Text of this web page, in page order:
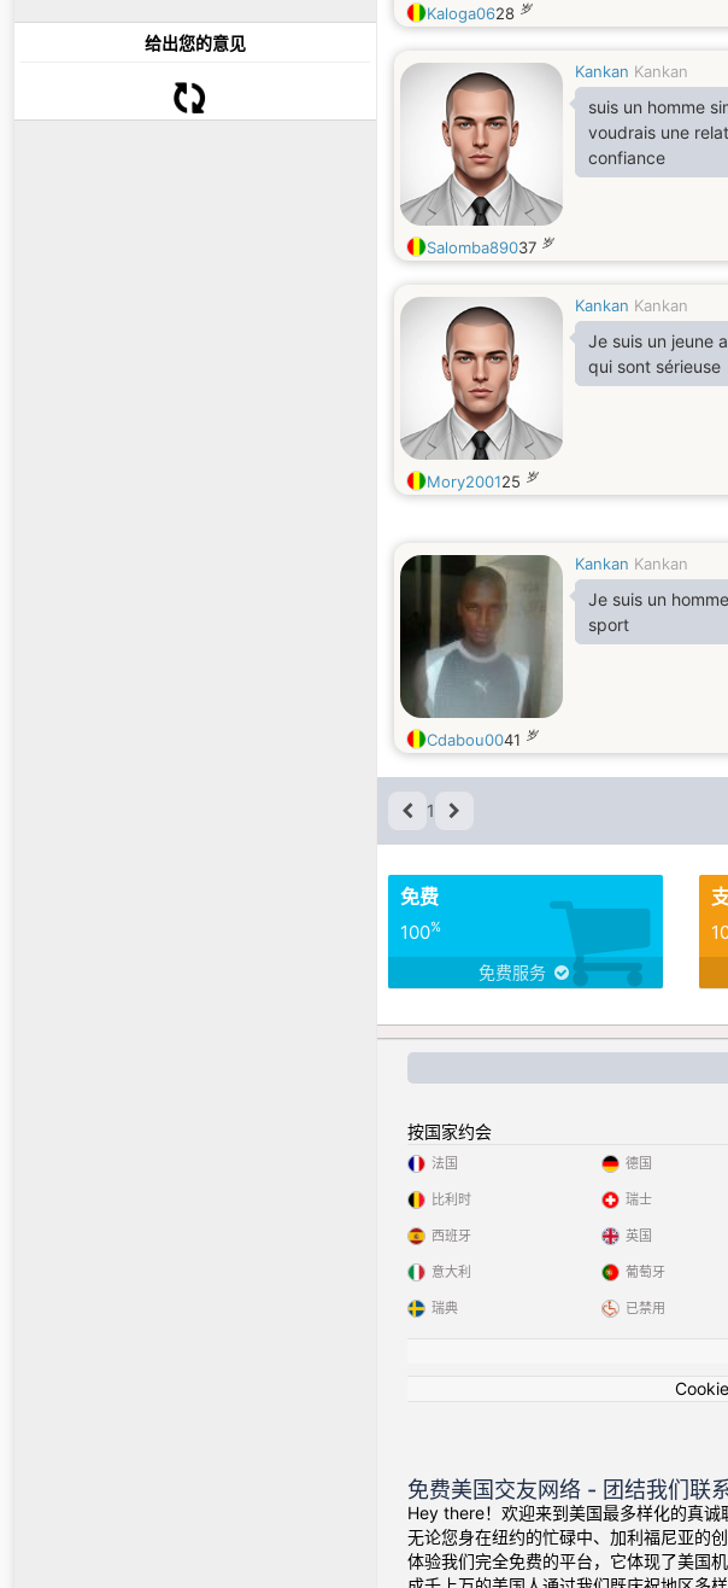
给出您的意见
Kaloga0628 岁
Kankan Kankan
suis un homme
voudrais une
confiance
Salomba89037 岁
Kankan Kankan
Je suis un jeune
qui sont sérieuse
Mory200125 岁
Kankan Kankan
Je suis un
sport
Cdabou0041 岁
1
免费
100%
免费服务
按国家约会
法国
比利时
西班牙
意大利
瑞典
德国
瑞士
英国
葡萄牙
已禁用
免费美国交友网络 - 团结我们联
Hey there！欢迎来到美国最多样化的真
无论您身在纽约的忙碌中、加利福尼亚的
体验我们完全免费的平台，它体现了美国